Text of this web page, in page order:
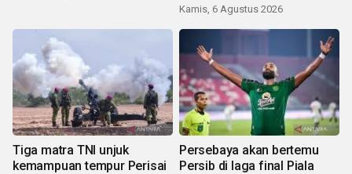
Kamis, 6 Agustus 2026
Tiga matra TNI unjuk
kemampuan tempur Perisai
Persebaya akan bertemu
Persib di laga final Piala